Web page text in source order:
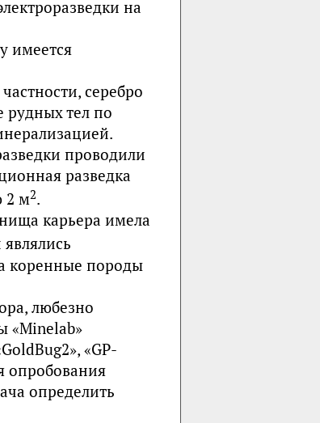
на
имеется
серебро
рудных тел по
проводили
разведка
2 м2.
карьера имела
коренные породы
любезно
«Minelab»
«GP-
опробования
определить